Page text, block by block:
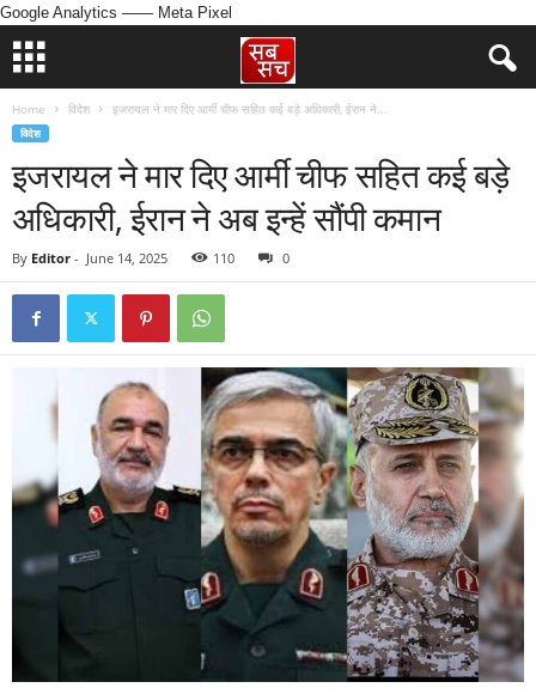
Google Analytics —— Meta Pixel
Home विदेश इजरायल ने मार दिए आर्मी चीफ सहित कई बड़े अधिकारी, ईरान ने...
विदेश
इजरायल ने मार दिए आर्मी चीफ सहित कई बड़े
अधिकारी, ईरान ने अब इन्हें सौंपी कमान
By Editor - June 14, 2025 110 0